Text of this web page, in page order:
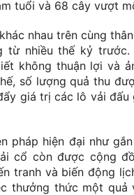
tuổi và 68 cây vượt
nhau trên cùng
nhiều thế kỷ trước.
không thuận lợi và
số lượng quả thu
giá trị các lô vải
pháp hiện đại như
cổ còn được cộng
tranh và biến động
thưởng thức một